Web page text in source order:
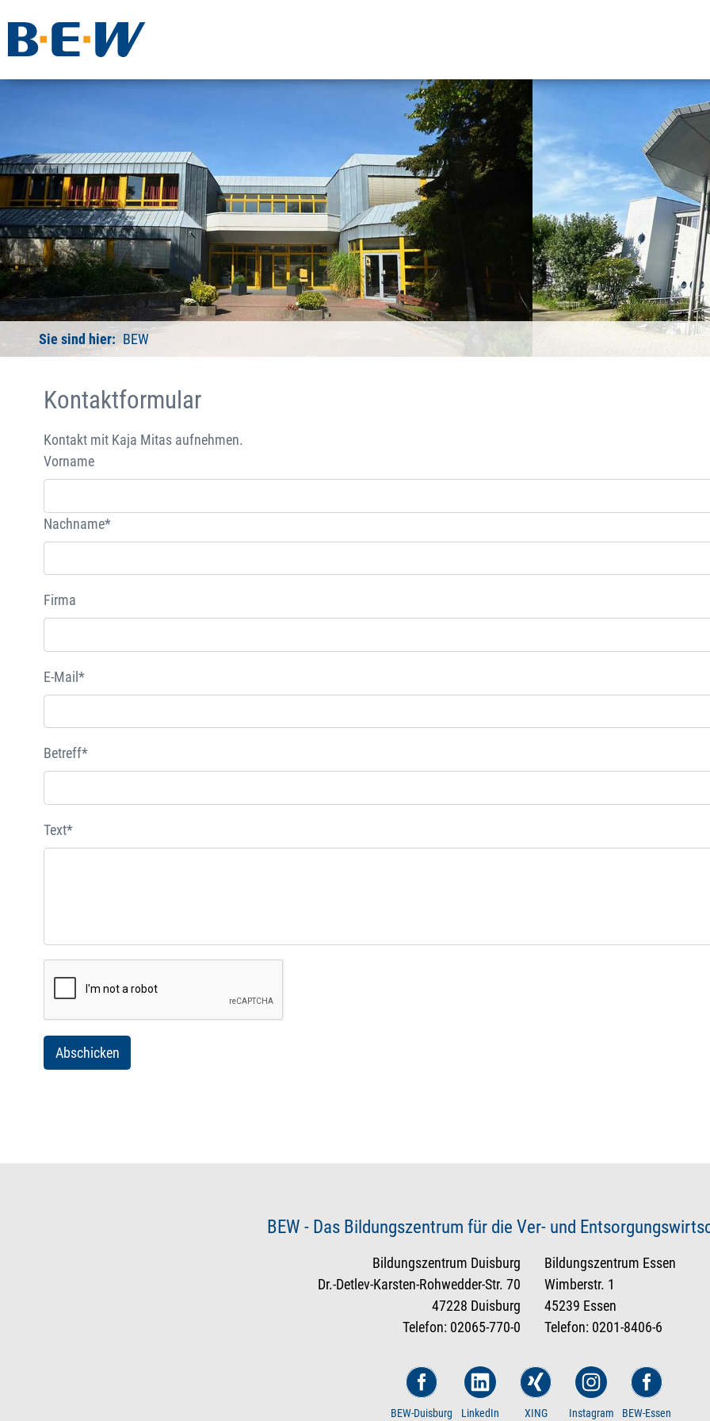
Sie sind hier: BEW
Kontaktformular
Kontakt mit Kaja Mitas aufnehmen.
Vorname
Nachname*
Firma
E-Mail*
Betreff*
Text*
BEW - Das Bildungszentrum für die Ver- und
Bildungszentrum Duisburg
Dr.-Detlev-Karsten-Rohwedder-Str. 70
47228 Duisburg
Telefon: 02065-770-0
Bildungszentrum Essen
Wimberstr. 1
45239 Essen
Telefon: 0201-8406-6
BEW-Duisburg LinkedIn XING Instagram BEW-Essen